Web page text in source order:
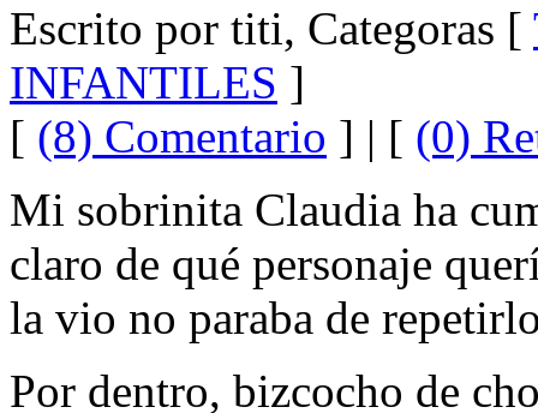
Escrito por titi, Categoras [
INFANTILES ]
[ (8) Comentario ] | [ (0)
Mi sobrinita Claudia ha
claro de qué personaje
la vio no paraba de
Por dentro, bizcocho de